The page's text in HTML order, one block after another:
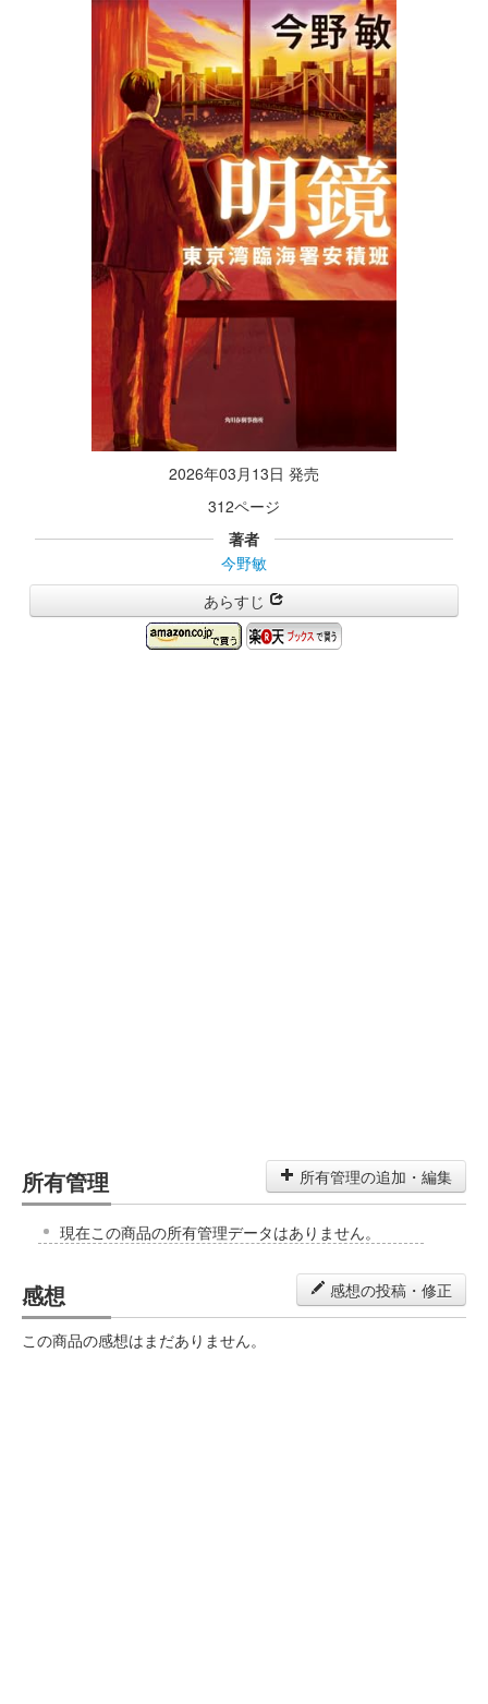
2026年03月13日 発売
312ページ
著者
今野敏
あらすじ
所有管理 所有管理の追加・編集
現在この商品の所有管理データはありません。
感想 感想の投稿・修正
この商品の感想はまだありません。